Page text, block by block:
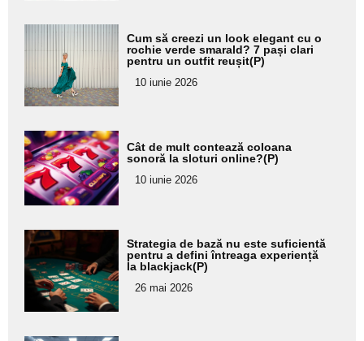
Adaugă
aici textul
pentru
subtitlu
Cum să creezi un look elegant cu o
rochie verde smarald? 7 pași clari
pentru un outfit reușit(P)
10 iunie 2026
Adaugă
aici textul
pentru
subtitlu
Cât de mult contează coloana
sonoră la sloturi online?(P)
10 iunie 2026
Adaugă
aici textul
pentru
subtitlu
Strategia de bază nu este suficientă
pentru a defini întreaga experiență
la blackjack(P)
26 mai 2026